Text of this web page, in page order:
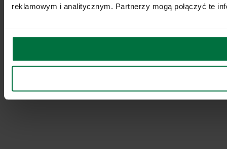
reklamowym i analitycznym. Partnerzy mogą połączyć te